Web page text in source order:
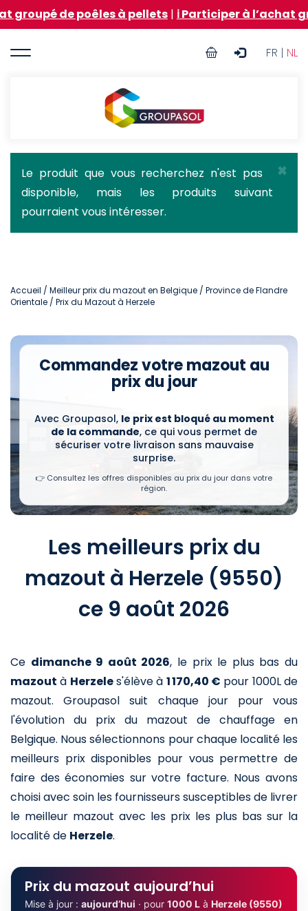
Aller
au
principal
poêles à pellets|ℹ️ Participer à l’achat groupé
FR | NL
User
Groupasol
×
Message
d'état
Le produit que vous recherchez n'est pas
disponible, mais les produits suivant
pourraient vous intéresser.
Accueil / Meilleur prix du mazout en Belgique / Province de Flandre
Orientale / Prix du Mazout à Herzele
Commandez votre mazout au
prix du jour
Avec Groupasol, le prix est bloqué au moment
de la commande, ce qui vous permet de
sécuriser votre livraison sans mauvaise
surprise.
👉 Consultez les offres disponibles au prix du jour dans votre
région.
Les meilleurs prix du
mazout à Herzele (9550)
ce 9 août 2026
Ce dimanche 9 août 2026, le prix le plus bas du
mazout à Herzeles'élève à 1 170,40 € pour 1000L de
mazout. Groupasol suit chaque jour pour vous
l'évolution du prix du mazout de chauffage en
Belgique. Nous sélectionnons pour chaque localité les
meilleurs prix disponibles pour vous permettre de
faire des économies sur votre facture. Nous avons
choisi avec soin les fournisseurs susceptibles de livrer
le meilleur mazout avec les prix les plus bas sur la
localité de Herzele.
Prix du mazout aujourd’hui
Mise à jour : aujourd’hui · pour 1000 L à Herzele (9550)